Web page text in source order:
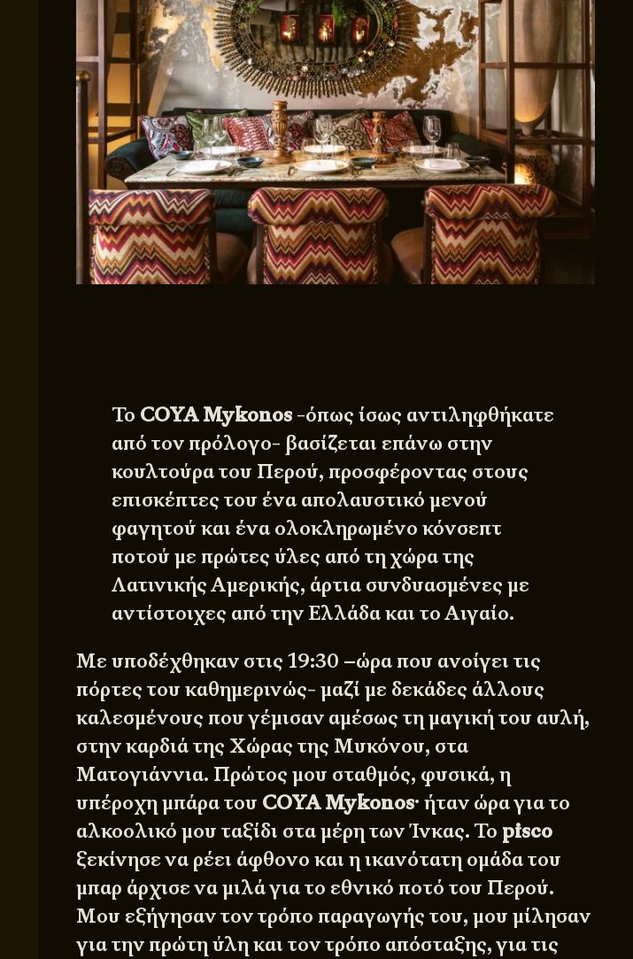
Το COYA Mykonos -όπως ίσως αντιληφθήκατε
από τον πρόλογο- βασίζεται επάνω στην
κουλτούρα του Περού, προσφέροντας στους
επισκέπτες του ένα απολαυστικό μενού
φαγητού και ένα ολοκληρωμένο κόνσεπτ
ποτού με πρώτες ύλες από τη χώρα της
Λατινικής Αμερικής, άρτια συνδυασμένες με
αντίστοιχες από την Ελλάδα και το Αιγαίο.
Με υποδέχθηκαν στις 19:30 –ώρα που ανοίγει τις
πόρτες του καθημερινώς- μαζί με δεκάδες άλλους
καλεσμένους που γέμισαν αμέσως τη μαγική του αυλή,
στην καρδιά της Χώρας της Μυκόνου, στα
Ματογιάννια. Πρώτος μου σταθμός, φυσικά, η
υπέροχη μπάρα του COYA Mykonos· ήταν ώρα για το
αλκοολικό μου ταξίδι στα μέρη των Ίνκας. Το pisco
ξεκίνησε να ρέει άφθονο και η ικανότατη ομάδα του
μπαρ άρχισε να μιλά για το εθνικό ποτό του Περού.
Μου εξήγησαν τον τρόπο παραγωγής του, μου μίλησαν
για την πρώτη ύλη και τον τρόπο απόσταξης, για τις